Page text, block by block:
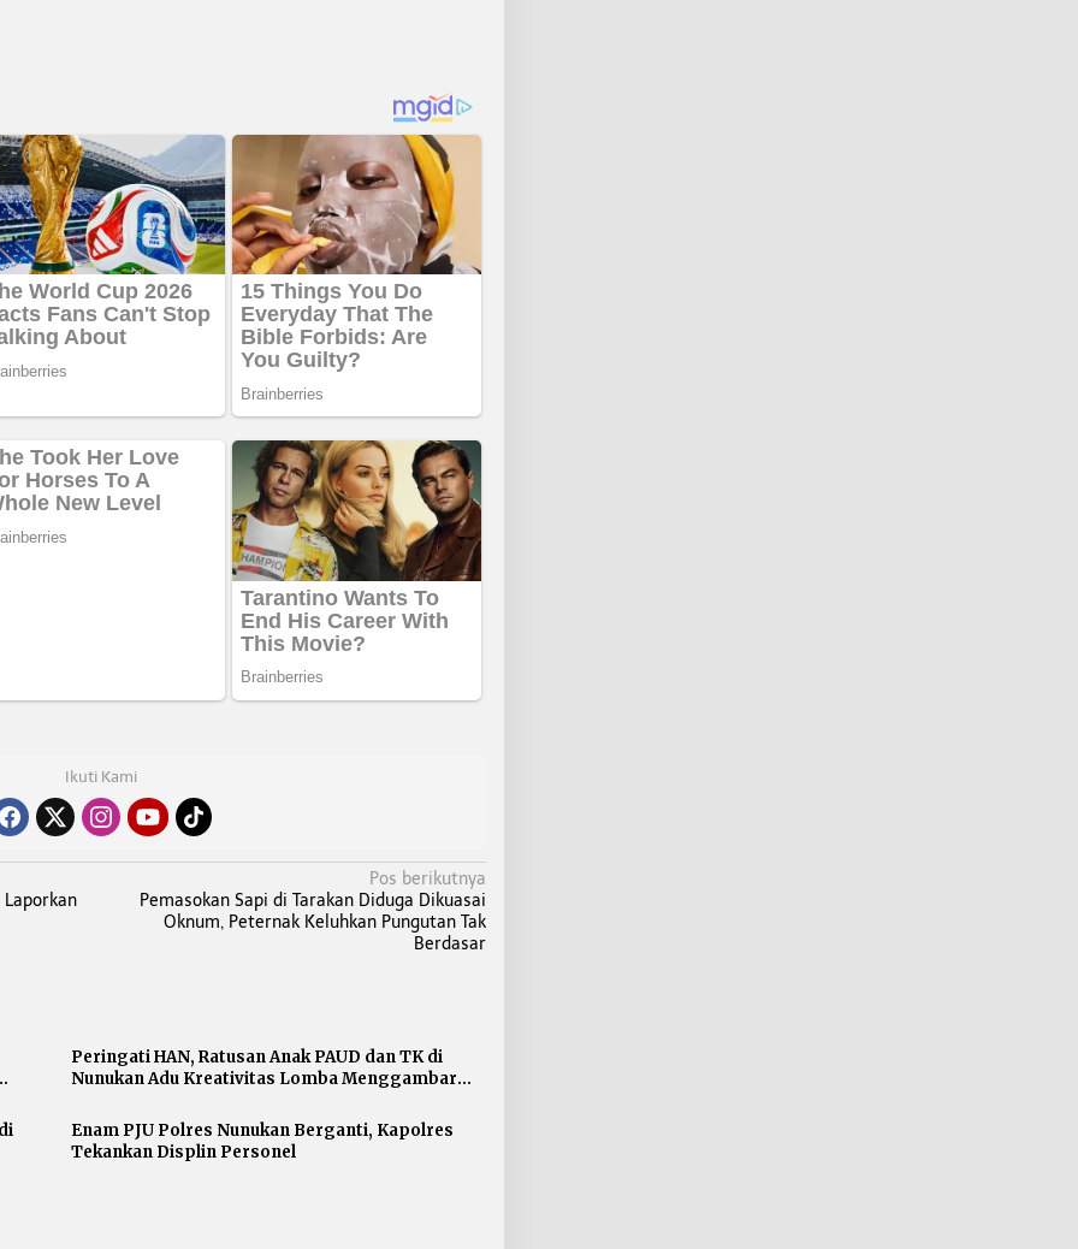
Ikuti Kami
Laporkan
Pos berikutnya
Pemasokan Sapi di Tarakan Diduga Dikuasai
Oknum, Peternak Keluhkan Pungutan Tak
Berdasar
Peringati HAN, Ratusan Anak PAUD dan TK di
Nunukan Adu Kreativitas Lomba Menggambar
Enam PJU Polres Nunukan Berganti, Kapolres
Tekankan Displin Personel